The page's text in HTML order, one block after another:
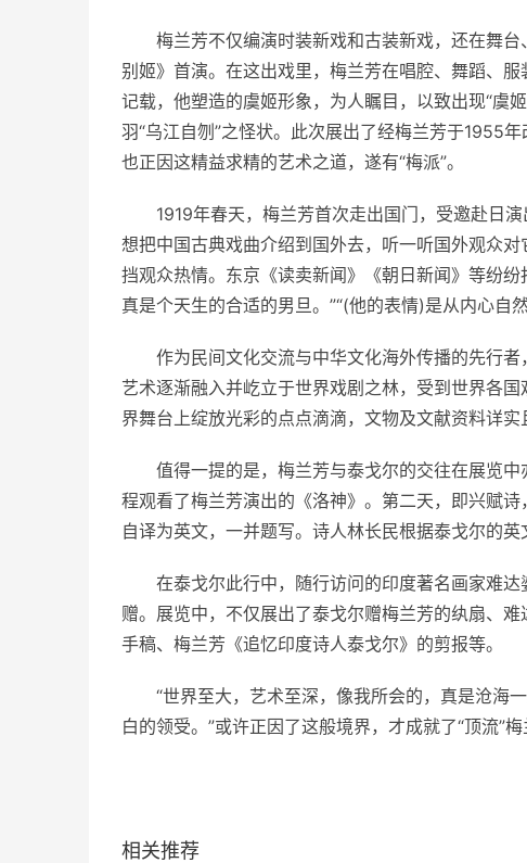
梅兰芳不仅编演时装新戏和古装新戏，还在舞
别姬》首演。在这出戏里，梅兰芳在唱腔、舞蹈、
记载，他塑造的虞姬形象，为人瞩目，以致出现“虞
羽“乌江自刎”之怪状。此次展出了经梅兰芳于1955
也正因这精益求精的艺术之道，遂有“梅派”。
1919年春天，梅兰芳首次走出国门，受邀赴日
想把中国古典戏曲介绍到国外去，听一听国外观众对
挡观众热情。东京《读卖新闻》《朝日新闻》等纷
真是个天生的合适的男旦。”“(他的表情)是从内心自
作为民间文化交流与中华文化海外传播的先行
艺术逐渐融入并屹立于世界戏剧之林，受到世界各
界舞台上绽放光彩的点点滴滴，文物及文献资料详实
值得一提的是，梅兰芳与泰戈尔的交往在展览
程观看了梅兰芳演出的《洛神》。第二天，即兴赋
自译为英文，一并题写。诗人林长民根据泰戈尔的
在泰戈尔此行中，随行访问的印度著名画家难
赠。展览中，不仅展出了泰戈尔赠梅兰芳的纨扇、
手稿、梅兰芳《追忆印度诗人泰戈尔》的剪报等。
“世界至大，艺术至深，像我所会的，真是沧海
白的领受。”或许正因了这般境界，才成就了“顶流”梅
相关推荐